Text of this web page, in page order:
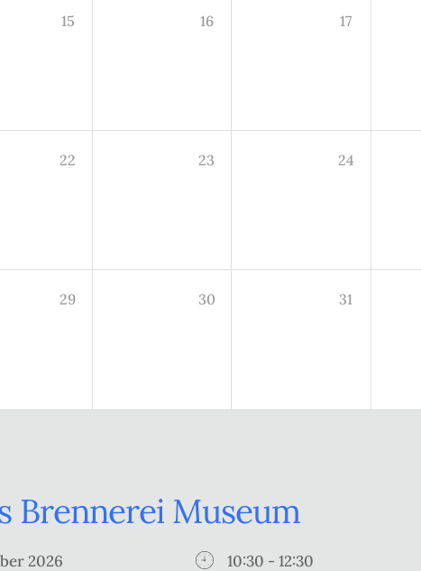
15 16 17
22 23 24
29 30 31
Brennerei Museum
2026 10:30 - 12:30